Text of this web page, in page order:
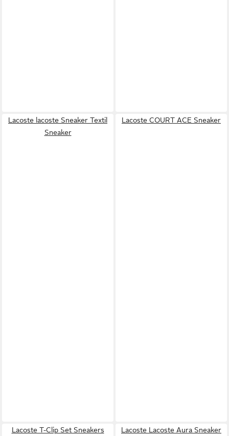
Lacoste lacoste Sneaker Textil
Sneaker
Lacoste COURT ACE Sneaker
Lacoste T-Clip Set Sneakers
Lacoste Lacoste Aura Sneaker